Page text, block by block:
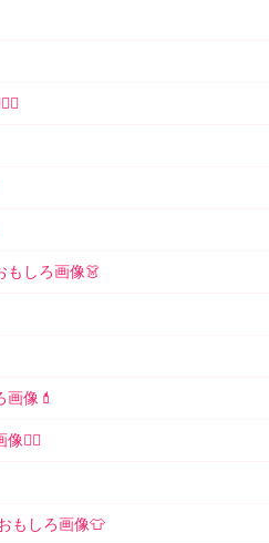
もしろ画像👗
像💄
👱‍♀️
もしろ画像👕